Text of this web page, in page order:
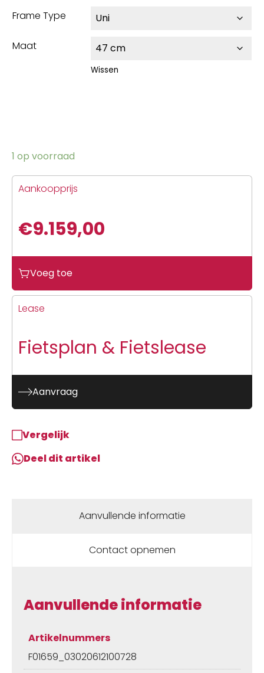
Frame Type
Maat
Wissen
1 op voorraad
Aankoopprijs
€9.159,00
Voeg toe
Lease
Fietsplan & Fietslease
Aanvraag
Vergelijk
Deel dit artikel
Aanvullende informatie
Contact opnemen
Aanvullende informatie
Artikelnummers
F01659_03020612100728